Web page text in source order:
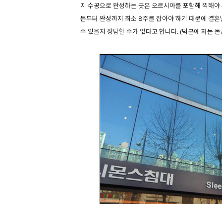
지 수공으로 완성하는 곳은 오르시아를 포함해 끽해
문부터 완성까지 최소 8주를 잡아야 하기 때문에 결
수 있을지 장담할 수가 없다고 합니다. (덕분에 저는